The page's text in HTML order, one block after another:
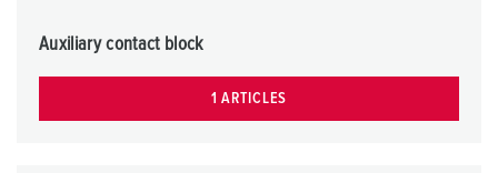
Auxiliary contact block
1 ARTICLES